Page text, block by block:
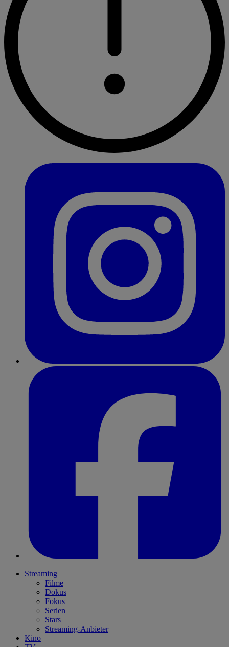
Streaming
Filme
Dokus
Fokus
Serien
Stars
Streaming-Anbieter
Kino